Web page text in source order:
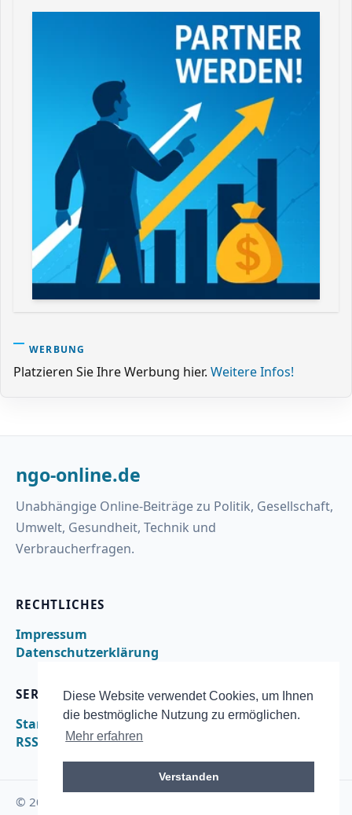
Diese Website verwendet Cookies, um Ihnen
die bestmögliche Nutzung zu ermöglichen.
Mehr erfahren
Verstanden
WERBUNG
Platzieren Sie Ihre Werbung hier. Weitere Infos!
ngo-online.de
Unabhängige Online-Beiträge zu Politik, Gesellschaft,
Umwelt, Gesundheit, Technik und
Verbraucherfragen.
RECHTLICHES
Impressum
Datenschutzerklärung
SERVICE
Startseite
RSS
© 2026 ngo-online.de